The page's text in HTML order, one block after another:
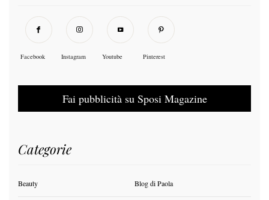
Facebook Instagram Youtube Pinterest
Fai pubblicità su Sposi Magazine
Categorie
Beauty Blog di Paola